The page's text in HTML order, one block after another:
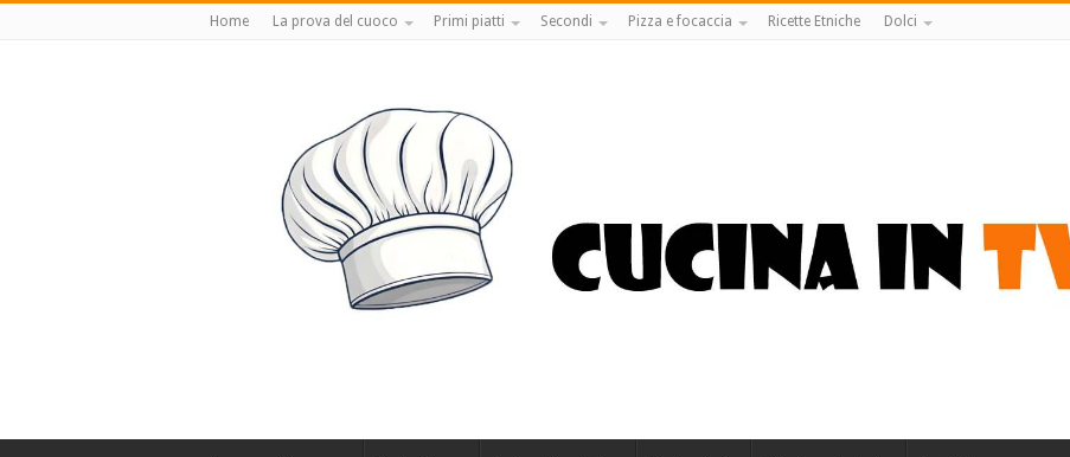
Home La prova del cuoco Primi piatti Secondi Pizza e focaccia Ricette Etniche Dolci